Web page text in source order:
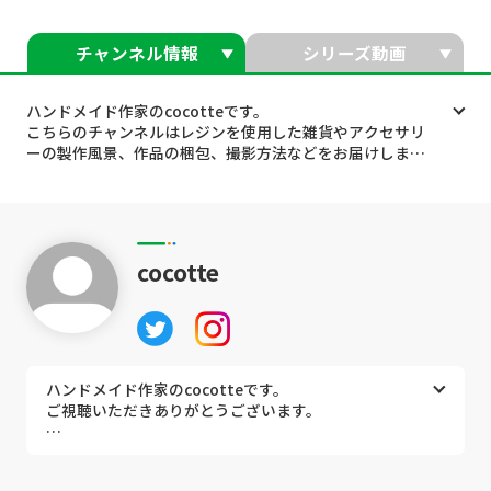
チャンネル情報 シリーズ動画
ハンドメイド作家のcocotteです。
こちらのチャンネルはレジンを使用した雑貨やアクセサリ
ーの製作風景、作品の梱包、撮影方法などをお届けしま
cocotte
ハンドメイド作家のcocotteです。
ご視聴いただきありがとうございます。